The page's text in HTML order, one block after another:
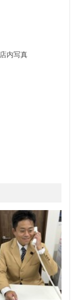
店内写真